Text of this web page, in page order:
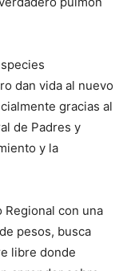
dan vida al nuevo
gracias al
de Padres y
y la
Regional con una
pesos, busca
libre donde